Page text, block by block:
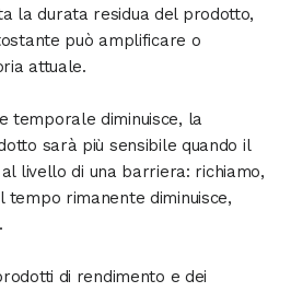
la durata residua del prodotto,
può amplificare o
attuale.
temporale diminuisce, la
sarà più sensibile quando il
livello di una barriera: richiamo,
tempo rimanente diminuisce,
di rendimento e dei